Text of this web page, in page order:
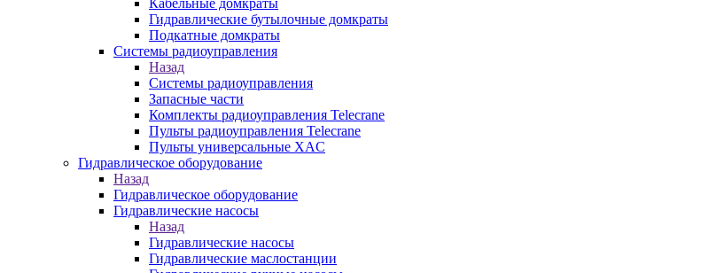
Кабельные домкраты
Гидравлические бутылочные домкраты
Подкатные домкраты
Системы радиоуправления
Назад
Системы радиоуправления
Запасные части
Комплекты радиоуправления Telecrane
Пульты радиоуправления Telecrane
Пульты универсальные XAC
Гидравлическое оборудование
Назад
Гидравлическое оборудование
Гидравлические насосы
Назад
Гидравлические насосы
Гидравлические маслостанции